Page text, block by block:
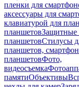
пленки для
аксессуары для
клавиатурой для
планшетовЗащитные
планшетовСтилусы
планшетов,
планшетовФото,
видеосъемка
памятиОбъективы